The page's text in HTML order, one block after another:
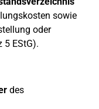
sowie
oder
5 EStG).
des